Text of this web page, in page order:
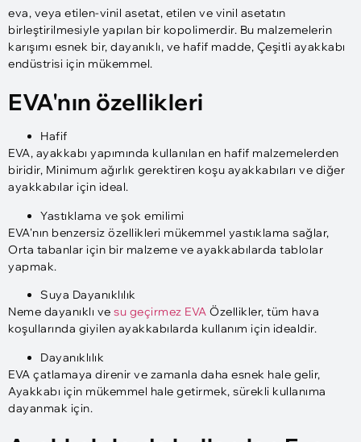
eva, veya etilen-vinil asetat, etilen ve vinil asetatın
birleştirilmesiyle yapılan bir kopolimerdir. Bu malzemelerin
karışımı esnek bir, dayanıklı, ve hafif madde, Çeşitli ayakkabı
endüstrisi için mükemmel.
EVA'nın özellikleri
Hafif
EVA, ayakkabı yapımında kullanılan en hafif malzemelerden
biridir, Minimum ağırlık gerektiren koşu ayakkabıları ve diğer
ayakkabılar için ideal.
Yastıklama ve şok emilimi
EVA'nın benzersiz özellikleri mükemmel yastıklama sağlar,
Orta tabanlar için bir malzeme ve ayakkabılarda tablolar
yapmak.
Suya Dayanıklılık
Neme dayanıklı ve su geçirmez EVA Özellikler, tüm hava
koşullarında giyilen ayakkabılarda kullanım için idealdir.
Dayanıklılık
EVA çatlamaya direnir ve zamanla daha esnek hale gelir,
Ayakkabı için mükemmel hale getirmek, sürekli kullanıma
dayanmak için.